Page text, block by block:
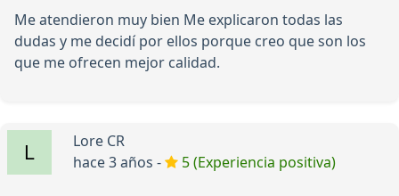
Me atendieron muy bien Me explicaron todas las
dudas y me decidí por ellos porque creo que son los
que me ofrecen mejor calidad.
Lore CR
hace 3 años -
5 (Experiencia positiva)